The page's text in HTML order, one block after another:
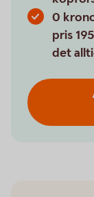
0
pris
det